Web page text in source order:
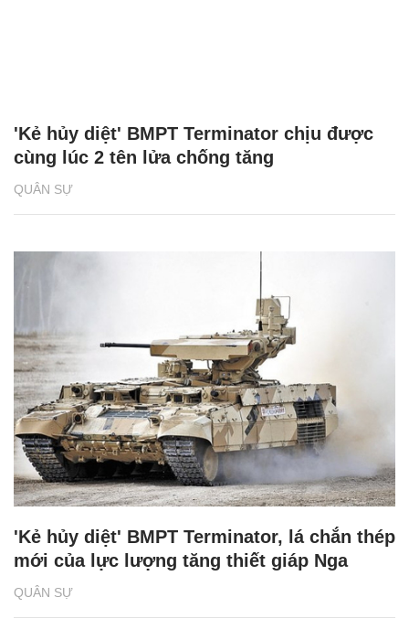
QUÂN SỰ
'Kẻ hủy diệt' BMPT Terminator chịu được
cùng lúc 2 tên lửa chống tăng
QUÂN SỰ
'Kẻ hủy diệt' BMPT Terminator, lá chắn thép
mới của lực lượng tăng thiết giáp Nga